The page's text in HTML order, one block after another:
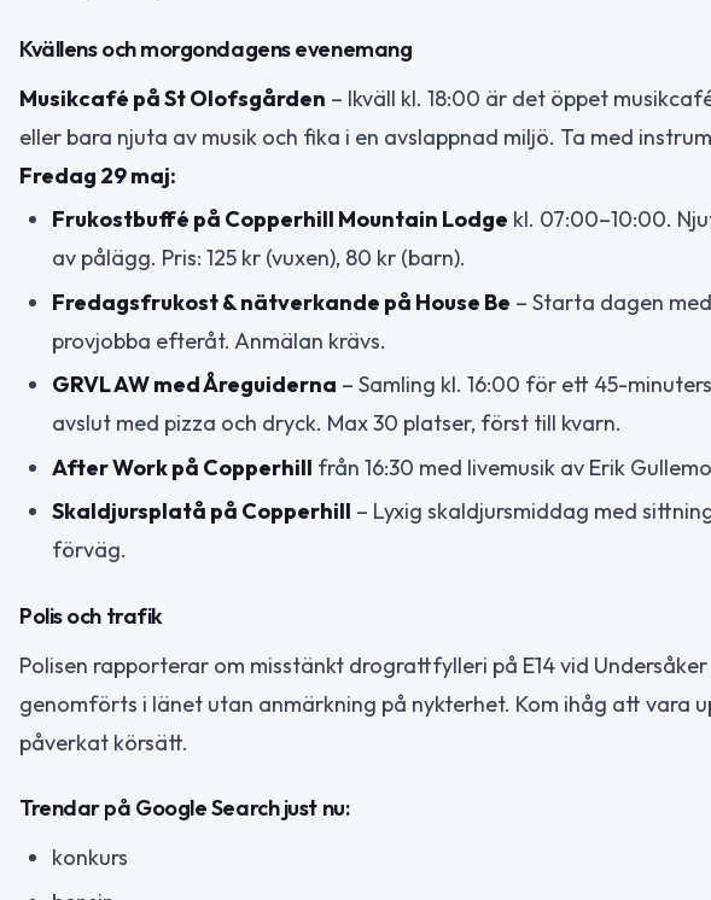
Kvällens och morgondagens evenemang
Musikcafé på St Olofsgården – Ikväll kl. 18:00 är det öppet
eller bara njuta av musik och fika i en avslappnad miljö. Ta med
Fredag 29 maj:
Frukostbuffé på Copperhill Mountain Lodge kl. 07:00–10:00.
av pålägg. Pris: 125 kr (vuxen), 80 kr (barn).
Fredagsfrukost & nätverkande på House Be – Starta dagen
provjobba efteråt. Anmälan krävs.
GRVL AW med Åreguiderna – Samling kl. 16:00 för ett 45-
avslut med pizza och dryck. Max 30 platser, först till kvarn.
After Work på Copperhill från 16:30 med livemusik av Erik
Skaldjursplatå på Copperhill – Lyxig skaldjursmiddag med
förväg.
Polis och trafik
Polisen rapporterar om misstänkt drograttfylleri på E14 vid
genomförts i länet utan anmärkning på nykterhet. Kom ihåg att vara
påverkat körsätt.
Trendar på Google Search just nu:
konkurs